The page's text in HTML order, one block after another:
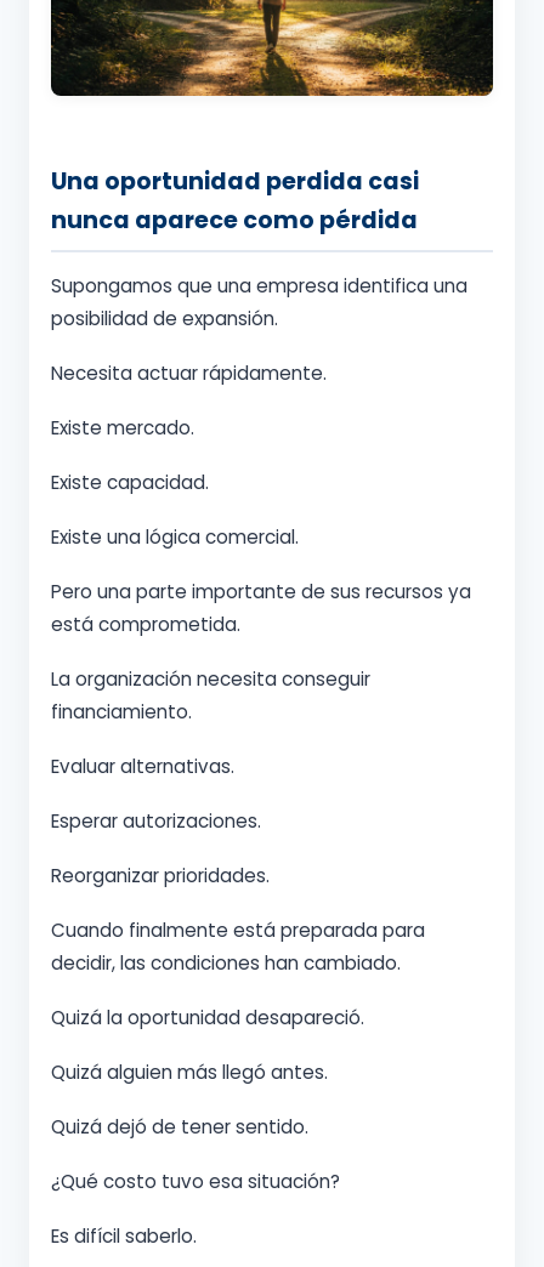
Una oportunidad perdida casi
nunca aparece como pérdida
Supongamos que una empresa identifica una
posibilidad de expansión.
Necesita actuar rápidamente.
Existe mercado.
Existe capacidad.
Existe una lógica comercial.
Pero una parte importante de sus recursos ya
está comprometida.
La organización necesita conseguir
financiamiento.
Evaluar alternativas.
Esperar autorizaciones.
Reorganizar prioridades.
Cuando finalmente está preparada para
decidir, las condiciones han cambiado.
Quizá la oportunidad desapareció.
Quizá alguien más llegó antes.
Quizá dejó de tener sentido.
¿Qué costo tuvo esa situación?
Es difícil saberlo.